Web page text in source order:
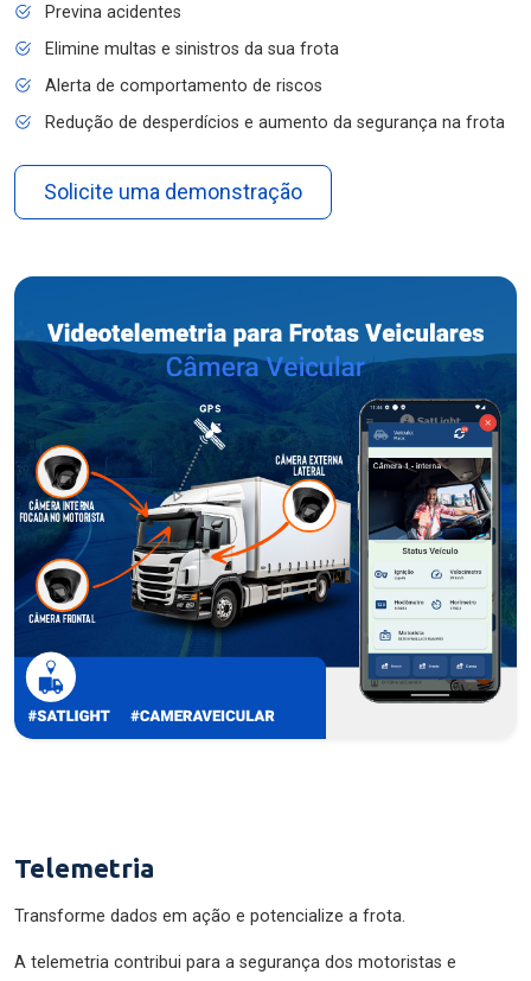
Previna acidentes
Elimine multas e sinistros da sua frota
Alerta de comportamento de riscos
Redução de desperdícios e aumento da segurança na frota
Solicite uma demonstração
Telemetria
Transforme dados em ação e potencialize a frota.
A telemetria contribui para a segurança dos motoristas e